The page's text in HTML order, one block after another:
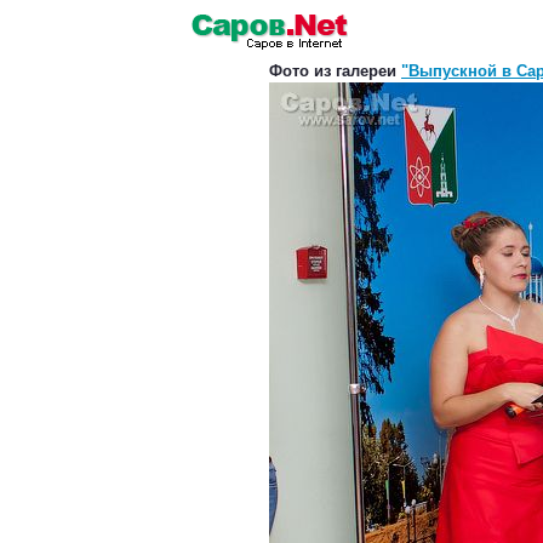
Фото из галереи "Выпускной в